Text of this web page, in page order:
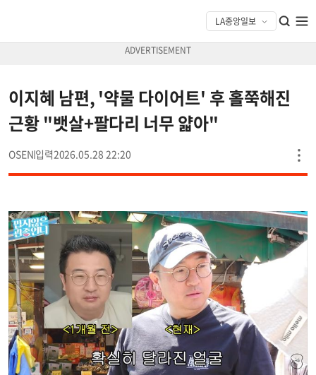
이지혜 남편, '약물 다이어트' 후 홀쭉해진
근황 "뱃살+팔다리 너무 얇아"
OSEN 2026.05.28 22:20